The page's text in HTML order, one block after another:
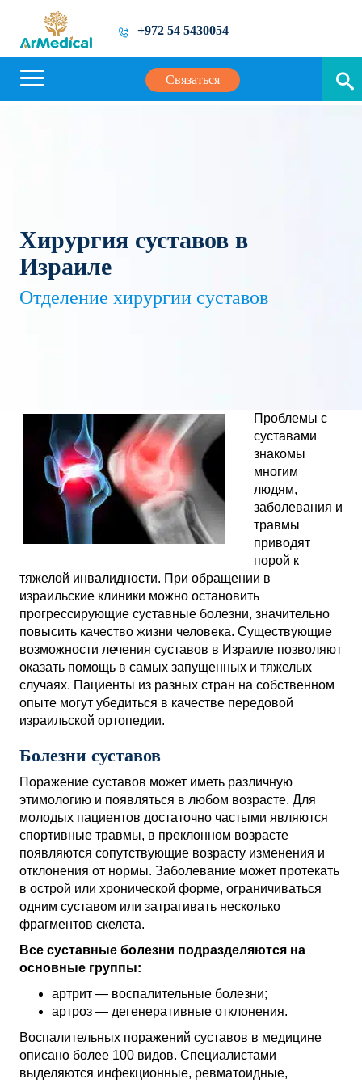
+972 54 5430054
Связаться
Хирургия суставов в
Израиле
Отделение хирургии суставов
Проблемы с
суставами
знакомы
многим
людям,
заболевания и
травмы
приводят
порой к
тяжелой инвалидности. При обращении в
израильские клиники можно остановить
прогрессирующие суставные болезни, значительно
повысить качество жизни человека. Существующие
возможности лечения суставов в Израиле позволяют
оказать помощь в самых запущенных и тяжелых
случаях. Пациенты из разных стран на собственном
опыте могут убедиться в качестве передовой
израильской ортопедии.
Болезни суставов
Поражение суставов может иметь различную
этимологию и появляться в любом возрасте. Для
молодых пациентов достаточно частыми являются
спортивные травмы, в преклонном возрасте
появляются сопутствующие возрасту изменения и
отклонения от нормы. Заболевание может протекать
в острой или хронической форме, ограничиваться
одним суставом или затрагивать несколько
фрагментов скелета.
Все суставные болезни подразделяются на
основные группы:
артрит — воспалительные болезни;
артроз — дегенеративные отклонения.
Воспалительных поражений суставов в медицине
описано более 100 видов. Специалистами
выделяются инфекционные, ревматоидные,